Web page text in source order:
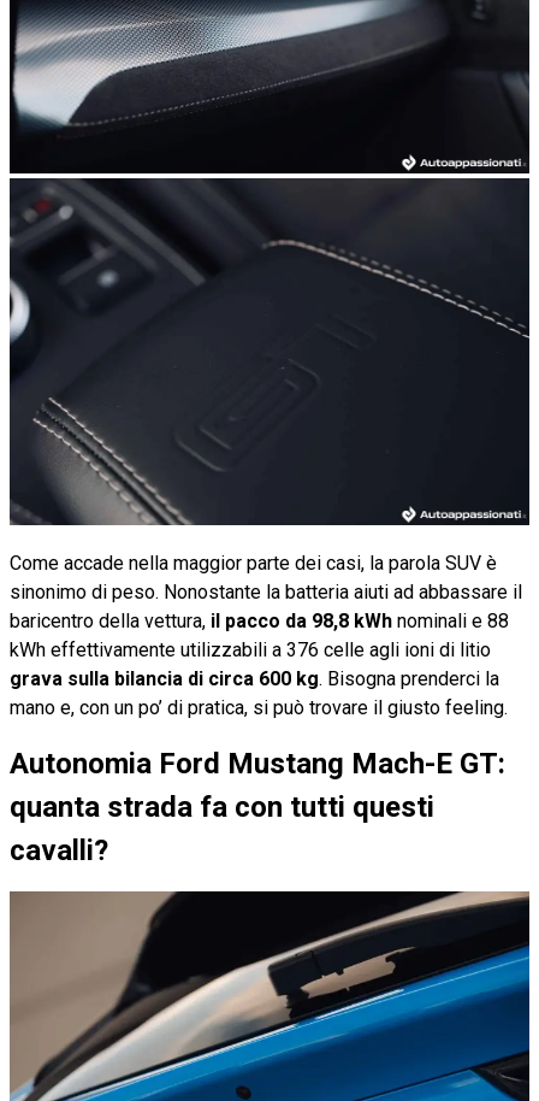
Come accade nella maggior parte dei casi, la parola SUV è
sinonimo di peso. Nonostante la batteria aiuti ad abbassare il
baricentro della vettura, il pacco da 98,8 kWh nominali e 88
kWh effettivamente utilizzabili a 376 celle agli ioni di litio
grava sulla bilancia di circa 600 kg. Bisogna prenderci la
mano e, con un po’ di pratica, si può trovare il giusto feeling.
Autonomia Ford Mustang Mach-E GT:
quanta strada fa con tutti questi
cavalli?